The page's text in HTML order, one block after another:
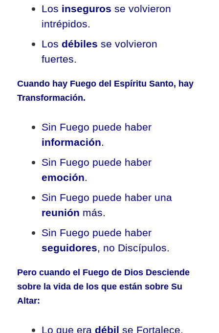
Los inseguros se volvieron
intrépidos.
Los débiles se volvieron
fuertes.
Cuando hay Fuego del Espíritu Santo, hay
Transformación.
Sin Fuego puede haber
información.
Sin Fuego puede haber
emoción.
Sin Fuego puede haber una
reunión más.
Sin Fuego puede haber
seguidores, no Discípulos.
Pero cuando el Fuego de Dios Desciende
sobre la vida de los que están sobre Su
Altar:
Lo que era débil se Fortalece.